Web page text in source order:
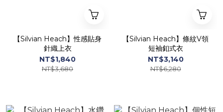
【Silvian Heach】性感貼身
針織上衣
NT$1,840
NT$3,680
【Silvian Heach】條紋V領
短袖釦式衣
NT$3,140
NT$6,280